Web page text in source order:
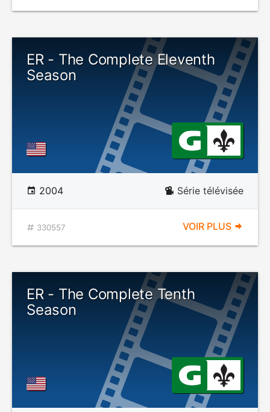
ER - The Complete Eleventh
Season
2004 Série télévisée
330557 VOIR PLUS
ER - The Complete Tenth
Season